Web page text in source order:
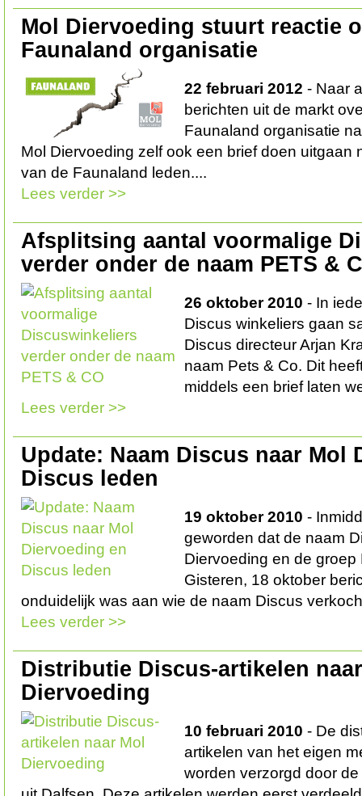
Mol Diervoeding stuurt reactie
Faunaland organisatie
22 februari 2012 - Naar
berichten uit de markt
Faunaland organisatie
Mol Diervoeding zelf ook een brief doen uitgaan
van de Faunaland leden....
Lees verder >>
Afsplitsing aantal voormalige
verder onder de naam PETS &
26 oktober 2010 - In
Discus winkeliers gaan
Discus directeur Arjan
naam Pets & Co. Dit
middels een brief laten
Lees verder >>
Update: Naam Discus naar Mol
Discus leden
19 oktober 2010 -
geworden dat de naam
Diervoeding en de
Gisteren, 18 oktober
onduidelijk was aan wie de naam Discus
Lees verder >>
Distributie Discus-artikelen
Diervoeding
10 februari 2010 - De
artikelen van het eigen
worden verzorgd door